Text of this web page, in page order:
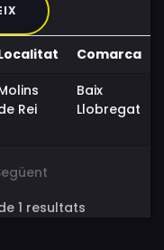
Comarca
Rei
Baix
Llobregat
1 resultats